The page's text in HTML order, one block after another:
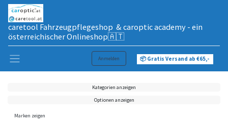
caretool Fahrzeugpflegeshop & caroptic academy - ein
österreichischer Onlineshop🇦🇹
Anmelden 📦 Gratis Versand ab €65,-
Kategorien anzeigen
Optionen anzeigen
Marken zeigen